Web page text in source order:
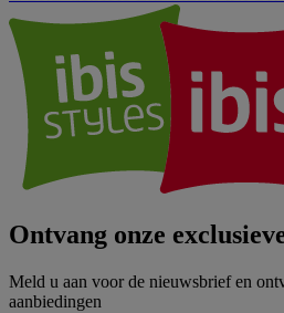
Ontvang onze
Meld u aan voor de nieuwsbrief en
aanbiedingen